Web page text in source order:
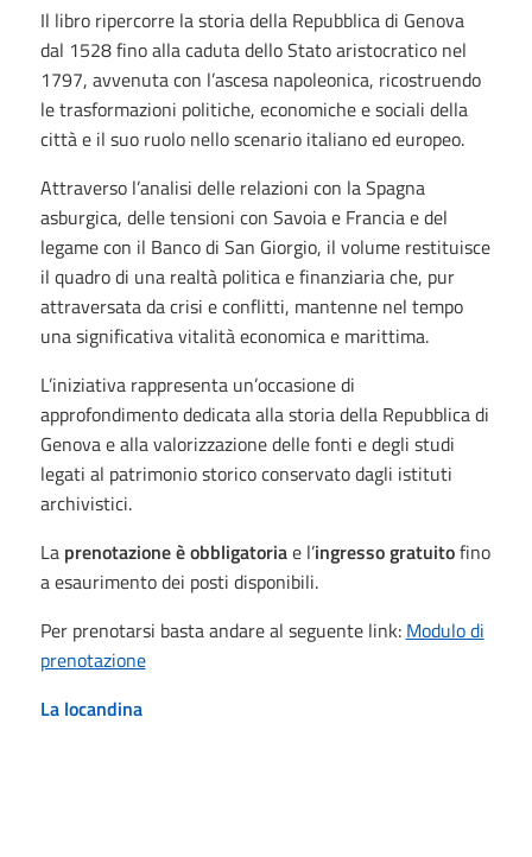
Il libro ripercorre la storia della Repubblica di Genova
dal 1528 fino alla caduta dello Stato aristocratico nel
1797, avvenuta con l’ascesa napoleonica, ricostruendo
le trasformazioni politiche, economiche e sociali della
città e il suo ruolo nello scenario italiano ed europeo.
Attraverso l’analisi delle relazioni con la Spagna
asburgica, delle tensioni con Savoia e Francia e del
legame con il Banco di San Giorgio, il volume restituisce
il quadro di una realtà politica e finanziaria che, pur
attraversata da crisi e conflitti, mantenne nel tempo
una significativa vitalità economica e marittima.
L’iniziativa rappresenta un’occasione di
approfondimento dedicata alla storia della Repubblica di
Genova e alla valorizzazione delle fonti e degli studi
legati al patrimonio storico conservato dagli istituti
archivistici.
La prenotazione è obbligatoriae l’ingresso gratuitofino
a esaurimento dei posti disponibili.
Per prenotarsi basta andare al seguente link: Modulo di
prenotazione
La locandina